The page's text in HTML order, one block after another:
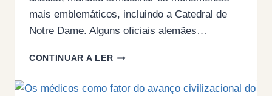
mais emblemáticos, incluindo a Catedral de
Notre Dame. Alguns oficiais alemães…
CONTINUAR A LERA
ESTÁ